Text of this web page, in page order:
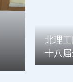
北理
十八
首日